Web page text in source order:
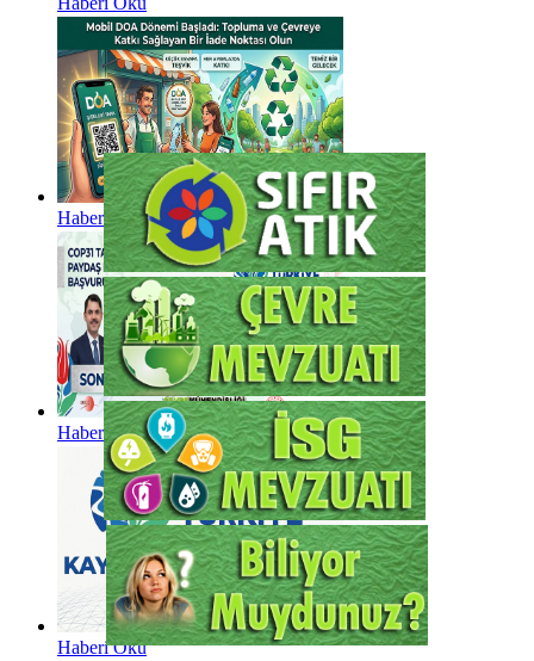
Haberi Oku
Haberi Oku
Haberi Oku